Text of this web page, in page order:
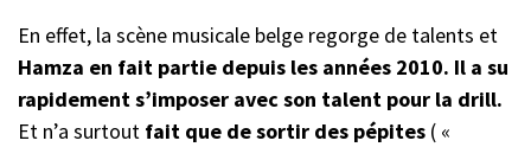
En effet, la scène musicale belge regorge de talents et
Hamza en fait partie depuis les années 2010. Il a su
rapidement s’imposer avec son talent pour la drill.
Et n’a surtout fait que de sortir des pépites ( «